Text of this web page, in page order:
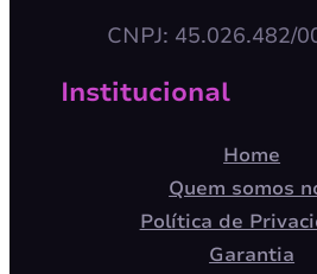
CNPJ: 45.026.482/
Institucional
Home
Quem somos
Política de
Garantia